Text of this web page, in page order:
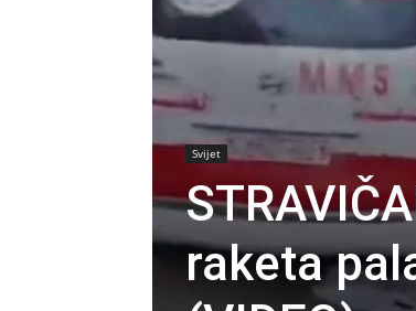
Svijet
raketa